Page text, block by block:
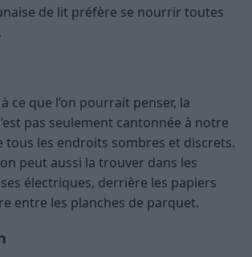
de lit préfère se nourrir toutes
ce que l’on pourrait penser, la
pas seulement cantonnée à notre
tous les endroits sombres et discrets.
peut aussi la trouver dans les
électriques, derrière les papiers
entre les planches de parquet.